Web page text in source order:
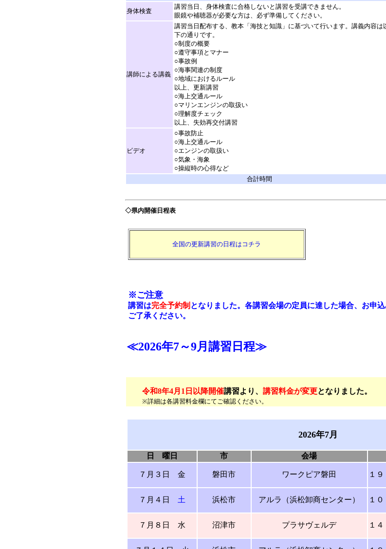
身体検査
講習当日、身体検査に合格しないと講習を受講できません。
眼鏡や補聴器が必要な方は、必ず準備してください。
講師による講義
講習当日配布する、教本「海技と知識」に基づいて行います。講義内容は
下の通りです。
○制度の概要
○遵守事項とマナー
○事故例
○海事関連の制度
○地域におけるルール
以上、更新講習
○海上交通ルール
○マリンエンジンの取扱い
○理解度チェック
以上、失効再交付講習
ビデオ
○事故防止
○海上交通ルール
○エンジンの取扱い
○気象・海象
○操縦時の心得など
合計時間
◇県内開催日程表
全国の更新講習の日程はコチラ
※ご注意
講習は完全予約制 となりました。各講習会場の定員に達した場合、お申
ご了承ください。
≪2026年7～9月講習日程≫
令和8年4月1日以降開催講習より、 講習料金が変更となりました。
※詳細は各講習料金欄にてご確認ください。
2026年7月
日 曜日 市 会場
７月３日 金 磐田市 ワークピア磐田 １
７月４日 土 浜松市 アルラ（浜松卸商センター） １
７月８日 水 沼津市 プラサヴェルデ １